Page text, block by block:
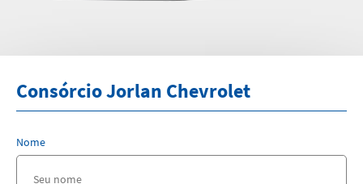
Consórcio Jorlan Chevrolet
Nome